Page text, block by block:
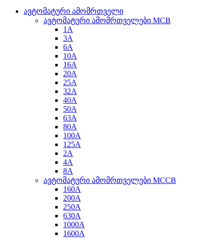
ავტომატური ამომრთველი
ავტომატური ამომრთველები MCB
1A
3A
6A
10A
16A
20A
25А
32A
40A
50A
63A
80A
100A
125A
2A
4A
8A
ავტომატური ამომრთველები MCCB
160A
200A
250A
630A
1000A
1600A